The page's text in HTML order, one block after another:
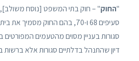
"החוק
סעיפים 68 ו-70, בהם החוק
סגורות בעניין מסוים מהטעמים המפורטים
דיון שהתנהל בדלתיים סגורות אלא